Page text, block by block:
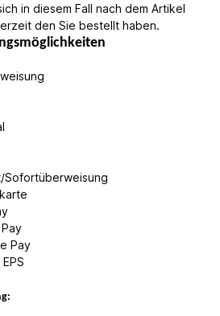
in diesem Fall nach dem Artikel
den Sie bestellt haben.
Sofortüberweisung
Pay